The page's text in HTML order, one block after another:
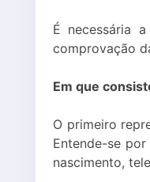
É necessária
comprovação
Em que
O primeiro
Entende-se
nascimento,